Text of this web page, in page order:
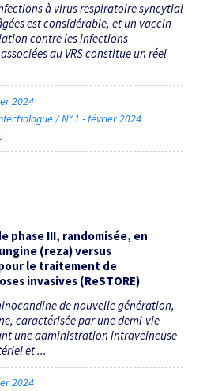
à virus respiratoire syncytial
est considérable, et un vaccin
contre les infections
au VRS constitue un réel
2024
/ N° 1 - février 2024
phase III, randomisée, en
(reza) versus
le traitement de
invasives (ReSTORE)
de nouvelle génération,
caractérisée par une demi-vie
une administration intraveineuse
et ...
2024